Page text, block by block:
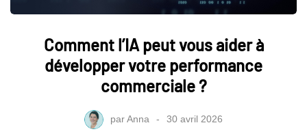
Comment l’IA peut vous aider à
développer votre performance
commerciale ?
parAnna 30 avril 2026